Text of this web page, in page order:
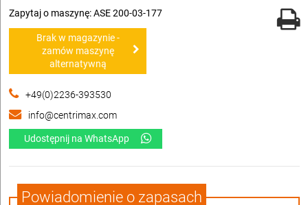
Zapytaj o maszynę: ASE 200-03-177
Brak w magazynie -
zamów maszynę
alternatywną
+49(0)2236-393530
info@centrimax.com
Udostępnij na WhatsApp
Powiadomienie o zapasach